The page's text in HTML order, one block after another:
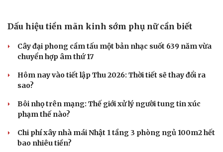
Dấu hiệu tiền mãn kinh sớm phụ nữ cần biết
Cây đại phong cầm tấu một bản nhạc suốt 639 năm vừa
chuyển hợp âm thứ 17
Hôm nay vào tiết lập Thu 2026: Thời tiết sẽ thay đổi ra
sao?
Bôi nhọ trên mạng: Thế giới xử lý người tung tin xúc
phạm thế nào?
Chi phí xây nhà mái Nhật 1 tầng 3 phòng ngủ 100m2 hết
bao nhiêu tiền?